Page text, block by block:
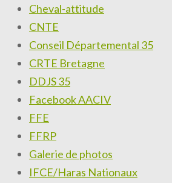
Cheval-attitude
CNTE
Conseil Départemental 35
CRTE Bretagne
DDJS 35
Facebook AACIV
FFE
FFRP
Galerie de photos
IFCE/Haras Nationaux